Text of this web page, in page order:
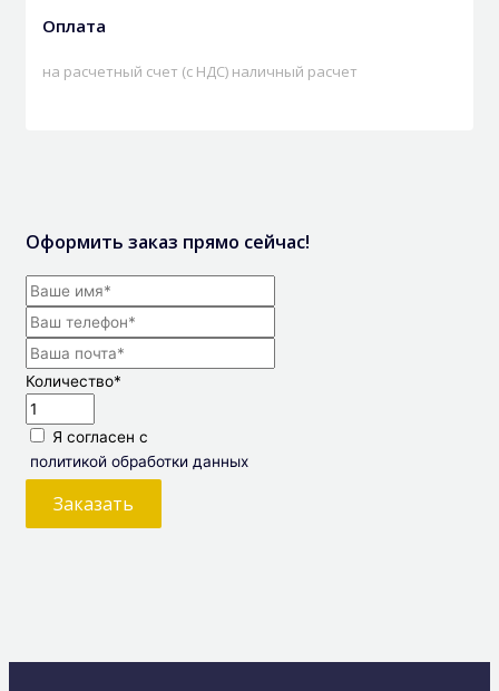
Оплата
на расчетный счет (с НДС) наличный расчет
Оформить заказ прямо сейчас!
Количество*
Я согласен с
политикой обработки данных
Заказать